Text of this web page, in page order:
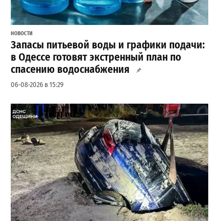
НОВОСТИ
Запасы питьевой воды и графики подачи:
в Одессе готовят экстренный план по
спасению водоснабжения
06-08-2026 в 15:29